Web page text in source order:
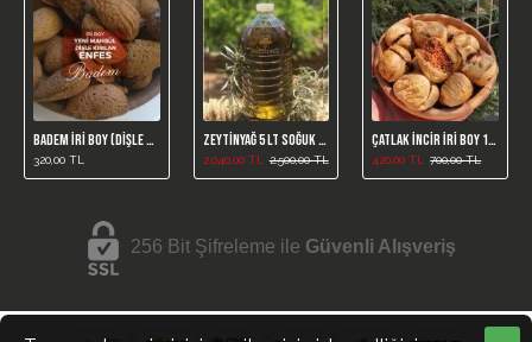
Badem İri Boy (Dişle Kırılan)
320,00 TL
Zeytinyağ 5 LT Soğuk Sıkım
2.040,00 TL 2.500,00 TL
Çatlak İncir İri Boy 1Kg (Yeni Mahsül)
420,00 TL 700,00 TL
256 Bit Şifreleme ile Güvenli Alışveriş